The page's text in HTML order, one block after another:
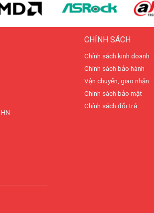
CHÍNH SÁCH
Chính sách kinh doanh
Chính sách bảo hành
Vận chuyển, giao nhận
Chính sách bảo mật
Chính sách đổi trả